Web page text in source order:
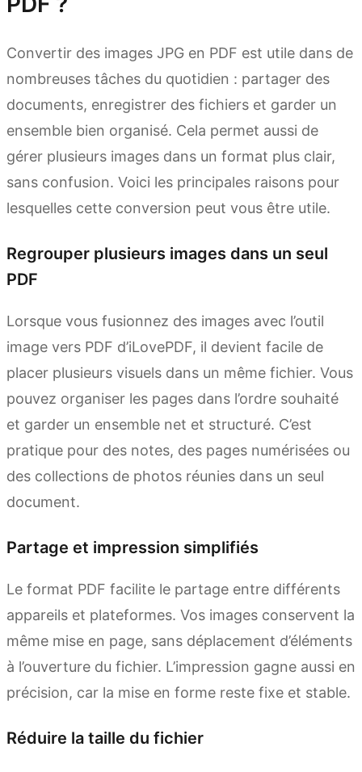
Convertir des images JPG en PDF est utile dans de
nombreuses tâches du quotidien : partager des
documents, enregistrer des fichiers et garder un
ensemble bien organisé. Cela permet aussi de
gérer plusieurs images dans un format plus clair,
sans confusion. Voici les principales raisons pour
lesquelles cette conversion peut vous être utile.
Regrouper plusieurs images dans un seul
PDF
Lorsque vous fusionnez des images avec l’outil
image vers PDF d’iLovePDF, il devient facile de
placer plusieurs visuels dans un même fichier. Vous
pouvez organiser les pages dans l’ordre souhaité
et garder un ensemble net et structuré. C’est
pratique pour des notes, des pages numérisées ou
des collections de photos réunies dans un seul
document.
Partage et impression simplifiés
Le format PDF facilite le partage entre différents
appareils et plateformes. Vos images conservent la
même mise en page, sans déplacement d’éléments
à l’ouverture du fichier. L’impression gagne aussi en
précision, car la mise en forme reste fixe et stable.
Réduire la taille du fichier